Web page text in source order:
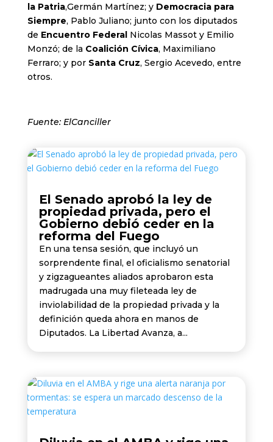
la Patria,Germán Martínez; y Democracia para
Siempre, Pablo Juliano; junto con los diputados
de Encuentro FederalNicolas Massot y Emilio
Monzó; de la Coalición Cívica, Maximiliano
Ferraro; y por Santa Cruz, Sergio Acevedo, entre
otros.
Fuente: ElCanciller
El Senado aprobó la ley de
propiedad privada, pero el
Gobierno debió ceder en la
reforma del Fuego
En una tensa sesión, que incluyó un
sorprendente final, el oficialismo senatorial
y zigzagueantes aliados aprobaron esta
madrugada una muy fileteada ley de
inviolabilidad de la propiedad privada y la
definición queda ahora en manos de
Diputados. La Libertad Avanza, a...